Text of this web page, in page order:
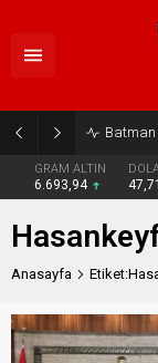
GRAM ALTIN
6.693,94
Anasayfa